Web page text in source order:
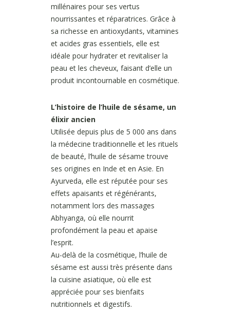
millénaires pour ses vertus
nourrissantes et réparatrices. Grâce à
sa richesse en antioxydants, vitamines
et acides gras essentiels, elle est
idéale pour hydrater et revitaliser la
peau et les cheveux, faisant d’elle un
produit incontournable en cosmétique.
L’histoire de l’huile de sésame, un
élixir ancien
Utilisée depuis plus de 5 000 ans dans
la médecine traditionnelle et les rituels
de beauté, l’huile de sésame trouve
ses origines en Inde et en Asie. En
Ayurveda, elle est réputée pour ses
effets apaisants et régénérants,
notamment lors des massages
Abhyanga, où elle nourrit
profondément la peau et apaise
l’esprit.
Au-delà de la cosmétique, l’huile de
sésame est aussi très présente dans
la cuisine asiatique, où elle est
appréciée pour ses bienfaits
nutritionnels et digestifs.